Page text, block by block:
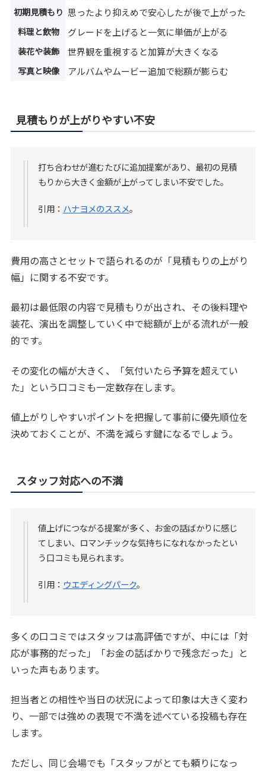
初期見積もり 思ったより抑えめで安心したが後で上がった
料理と飲物 グレードを上げると一気に単価が上がる
装花や装飾 世界観を重視すると加算が大きくなる
写真と映像 アルバムやムービー追加で総額が膨らむ
見積もりが上がりやすい不安
打ち合わせが進むたびに追加提案があり、最初の見積
もりから大きく金額が上がってしまい不安でした。
引用： ハナヨメのススメ。
費用の高さとセットで語られるのが「見積もりの上がり
幅」に関する不安です。
最初は最低限の内容で見積もりが出され、その後料理や
装花、演出を調整していく中で総額が上がる流れが一般
的です。
その変化の幅が大きく、「気付いたら予算を超えてい
た」という口コミも一定数存在します。
値上がりしやすいポイントを把握して事前に優先順位を
決めておくことが、不満を減らす鍵になるでしょう。
スタッフ対応への不満
値上げにつながる提案が多く、お金の話ばかりに感じ
てしまい、ロマンチックな気持ちになれなかったとい
う口コミも見られます。
引用： ウエディングパーク。
多くの口コミではスタッフは高評価ですが、中には「対
応が事務的だった」「お金の話ばかりで残念だった」と
いった声もあります。
担当者との相性や当日の状況によって印象は大きく変わ
り、一部では強めの表現で不満を述べている投稿も存在
します。
ただし、同じ会場でも「スタッフがとても頼りになっ